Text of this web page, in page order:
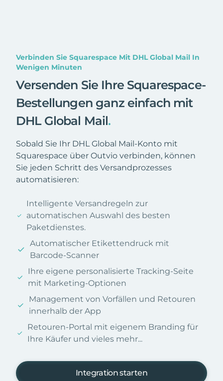
Verbinden Sie Squarespace Mit DHL Global Mail In
Wenigen Minuten
Versenden Sie Ihre Squarespace-
Bestellungen ganz einfach mit
DHL Global Mail.
Sobald Sie Ihr DHL Global Mail-Konto mit
Squarespace über Outvio verbinden, können
Sie jeden Schritt des Versandprozesses
automatisieren:
Intelligente Versandregeln zur
automatischen Auswahl des besten
Paketdienstes.
Automatischer Etikettendruck mit
Barcode-Scanner
Ihre eigene personalisierte Tracking-Seite
mit Marketing-Optionen
Management von Vorfällen und Retouren
innerhalb der App
Retouren-Portal mit eigenem Branding für
Ihre Käufer und vieles mehr...
Integration starten